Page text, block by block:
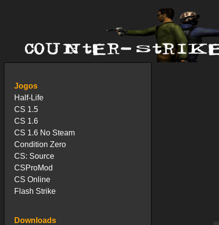
Jogos
Half-Life
CS 1.5
CS 1.6
CS 1.6 No Steam
Condition Zero
CS: Source
CSProMod
CS Online
Flash Strike
Downloads